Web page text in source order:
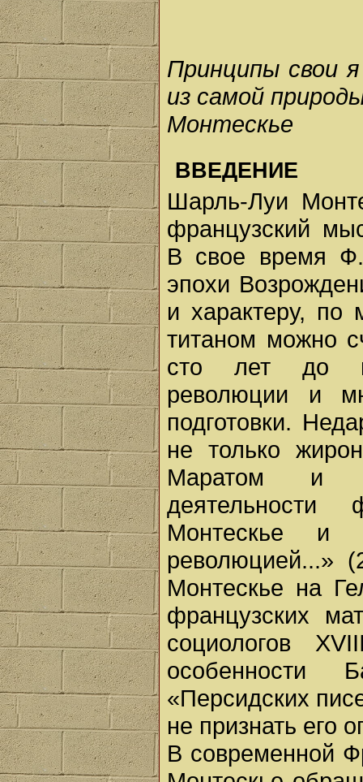
Принципы свои я
из самой
Монтескье
ВВЕДЕНИЕ
Шарль-Луи
французский
В свое время Ф.
эпохи
и характеру, по
титаном можно
сто лет до
революции и
подготовки.
не только
Маратом и
Монтескье и
революцией...»
Монтескье на
французских
социологов
особенности
«Персидских
не признать его
В современной